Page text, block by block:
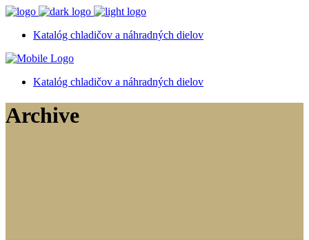
Katalóg chladičov a náhradných dielov
Katalóg chladičov a náhradných dielov
Archive